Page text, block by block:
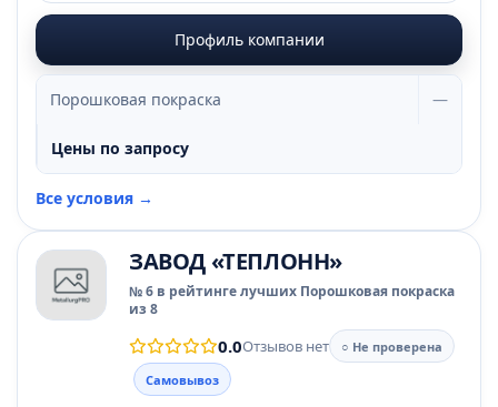
Профиль компании
Порошковая покраска —
Цены по запросу
Все условия →
ЗАВОД «ТЕПЛОНН»
№ 6 в рейтинге лучших Порошковая покраска
из 8
0.0Отзывов нет
○ Не проверена
Самовывоз